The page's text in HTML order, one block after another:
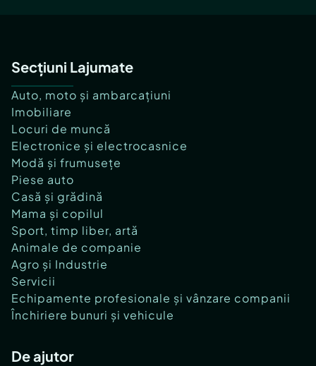
Secțiuni Lajumate
Auto, moto și ambarcațiuni
Imobiliare
Locuri de muncă
Electronice și electrocasnice
Modă și frumusețe
Piese auto
Casă și grădină
Mama și copilul
Sport, timp liber, artă
Animale de companie
Agro și Industrie
Servicii
Echipamente profesionale și vânzare companii
Închiriere bunuri și vehicule
De ajutor